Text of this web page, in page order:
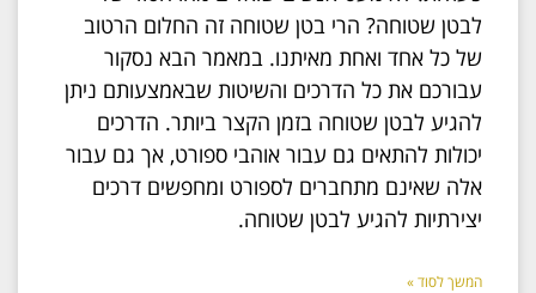
לבטן שטוחה? הרי בטן שטוחה זה החלום הרטוב
של כל אחד ואחת מאיתנו. במאמר הבא נסקור
עבורכם את כל הדרכים והשיטות שבאמצעותם ניתן
להגיע לבטן שטוחה בזמן הקצר ביותר. הדרכים
יכולות להתאים גם עבור אוהבי ספורט, אך גם עבור
אלה שאינם מתחברים לספורט ומחפשים דרכים
יצירתיות להגיע לבטן שטוחה.
המשך לסוד »